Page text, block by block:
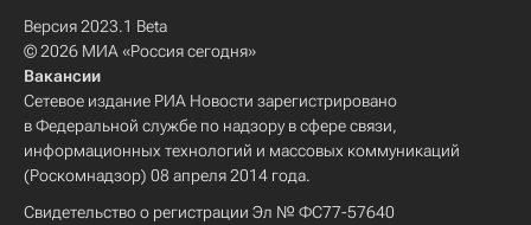
Версия 2023.1 Beta
© 2026 МИА «Россия сегодня»
Вакансии
Сетевое издание РИА Новости зарегистрировано
в Федеральной службе по надзору в сфере связи,
информационных технологий и массовых коммуникаций
(Роскомнадзор) 08 апреля 2014 года.
Свидетельство о регистрации Эл № ФС77-57640